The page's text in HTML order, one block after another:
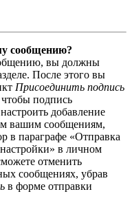
сообщению?
вы должны
После этого вы
Присоединить подпись
подпись
добавление
вашим сообщениям,
в параграфе «Отправка
в личном
отменить
сообщениях, убрав
в форме отправки